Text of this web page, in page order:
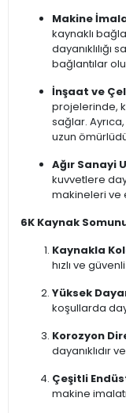
Makine
kaynaklı
dayanıklılığı
bağlantılar
İnşaat ve
projelerinde,
sağlar. Ayrıca,
uzun
Ağır Sanayi
kuvvetlere
makineleri ve
6K Kaynak
Kaynakla
hızlı ve
Yüksek
koşullarda
Korozyon
dayanıklıdır
Çeşitli
makine